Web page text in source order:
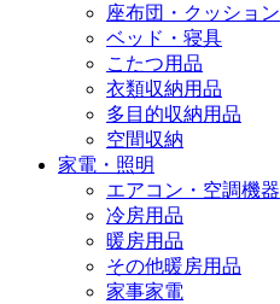
座布団・クッション
ベッド・寝具
こたつ用品
衣類収納用品
多目的収納用品
空間収納
家電・照明
エアコン・空調機器
冷房用品
暖房用品
その他暖房用品
家事家電